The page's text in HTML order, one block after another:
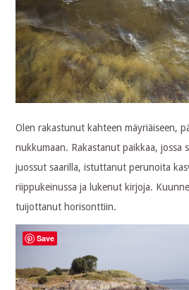
Olen rakastunut kahteen mäyriäiseen,
nukkumaan. Rakastanut paikkaa, jossa
juossut saarilla, istuttanut perunoita
riippukeinussa ja lukenut kirjoja.
tuijottanut horisonttiin.
Save